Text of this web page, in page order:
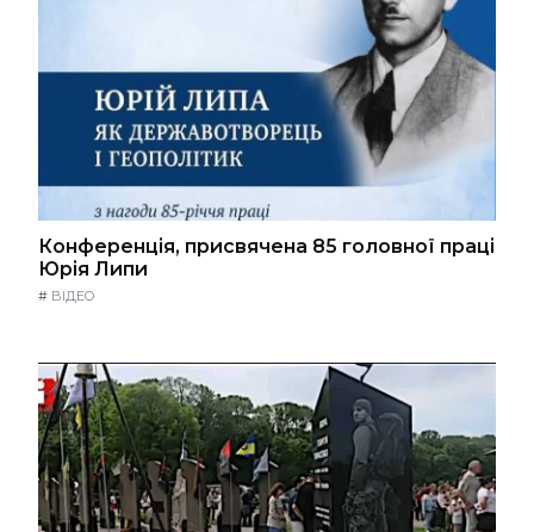
Конференція, присвячена 85 головної праці
Юрія Липи
# ВІДЕО